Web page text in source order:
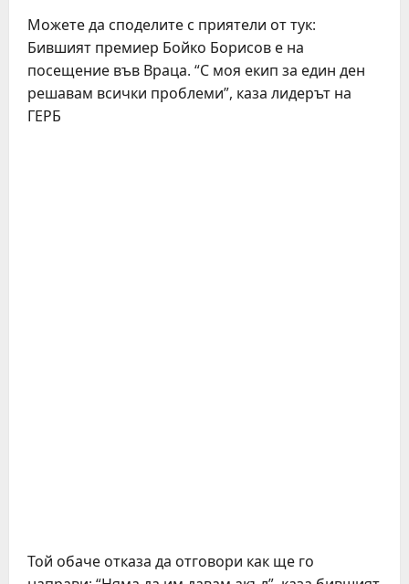
Можете да споделите с приятели от тук:
Бившият премиер Бойко Борисов е на
посещение във Враца. “С моя екип за един ден
решавам всички проблеми”, каза лидерът на
ГЕРБ
Той обаче отказа да отговори как ще го